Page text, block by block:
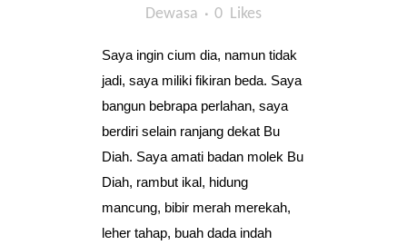
Dewasa
0 Likes
Saya ingin cium dia, namun tidak
jadi, saya miliki fikiran beda. Saya
bangun bebrapa perlahan, saya
berdiri selain ranjang dekat Bu
Diah. Saya amati badan molek Bu
Diah, rambut ikal, hidung
mancung, bibir merah merekah,
leher tahap, buah dada indah